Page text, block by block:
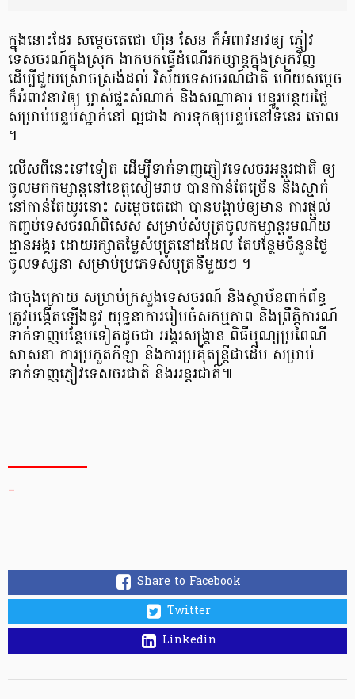
ក្នុង​នោះ​ដែរ សម្តេច​តេ​ជោ ហ៊ុន សែន ក៏​អំពាវនាវ​ឲ្យ ភ្ញៀវ​
ទេសចរណ៍​ក្នុងស្រុក ងាក​មក​ធ្វើ​ដំណើរ​កម្សាន្ត​ក្នុងស្រុក​វិញ
ដើម្បី​ជួយ​ស្រោចស្រង់​ដល់ វិស័យ​ទេសចរណ៍​ជាតិ ហើយ​សម្តេច
ក៏​អំពាវនាវ​ឲ្យ ម្ចាស់ផ្ទះ​សំណាក់ និង​សណ្ឋាគារ បន្ធូរ​បន្ថយថ្លៃ
សម្រាប់​បន្ទប់​ស្នាក់​នៅ ល្អ​ជាង ការ​ទុក​ឲ្យ​បន្ទប់​នៅ​ទំនេរ ចោល​
។
លើស​ពី​នេះ​ទៅ​ទៀត ដើម្បី​ទាក់ទាញ​ភ្ញៀវ​ទេសចរ​អន្តរជាតិ ឲ្យ​
ចូល​មក​កម្សាន្ត​នៅ​ខេត្តសៀមរាប បាន​កាន់តែ​ច្រើន និង​ស្នាក់​
នៅ​កាន់តែ​យូរ​នោះ សម្តេច​តេ​ជោ បាន​បង្គាប់​ឲ្យ​មាន ការ​ផ្តល់​
កញ្ចប់​ទេសចរណ៍​ពិសេស សម្រាប់​សំបុត្រ​ចូល​កម្សាន្ត​រមណីយ
ដ្ឋាន​អង្គរ ដោយ​រក្សា​តម្លៃ​សំបុត្រ​នៅ​ដដែល តែ​បន្ថែមចំនួន​ថ្ងៃ​
ចូល​ទស្សនា សម្រាប់​ប្រភេទ​សំបុត្រ​នីមួយ​ៗ ។
ជា​ចុង​ក្រោយ សម្រាប់​ក្រសួងទេសចរណ៍ និង​ស្ថាប័ន​ពាក់ព័ន្ធ
ត្រូវ​បង្កើត​ឡើង​នូវ យុទ្ធនាការ​រៀបចំ​សកម្មភាព និង​ព្រឹត្តិការណ៍​
ទាក់ទាញ​បន្ថែម​ទៀត​ដូច​ជា អង្គ​រស​ង្គ្រា​ន ពិធីបុណ្យ​ប្រពៃណី​
សាសនា ការ​ប្រកួត​កីឡា និង​ការ​ប្រគុំ​តន្ត្រី​ជាដើម សម្រាប់​
ទាក់ទាញ​ភ្ញៀវ​ទេសចរ​ជាតិ និង​អន្តរជាតិ​៕
_
Share to Facebook
Twitter
Linkedin